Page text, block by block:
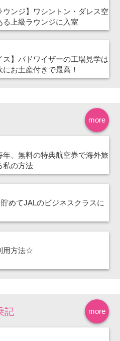
ウンジ】ワシントン・ダレス空
る上級ラウンジに入室
ス】バドワイザーの工場見学は
にお土産付きで最高！
more
年、無料の特典航空券で海外旅
私の方法
めてJALのビジネスクラスに
用方法☆
more
記